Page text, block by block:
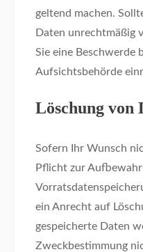
geltend machen.
Daten unrechtmäßig
Sie eine Beschwerde
Aufsichtsbehörde
Löschung von
Sofern Ihr Wunsch
Pflicht zur
ein Anrecht auf
gespeicherte Daten
Zweckbestimmung